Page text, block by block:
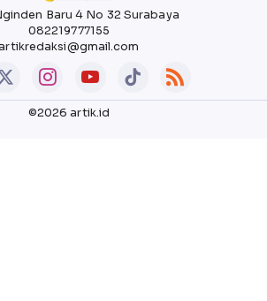
Baru 4 No 32 Surabaya
082219777155
©2026 artik.id